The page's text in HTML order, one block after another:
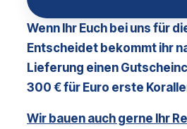
Wenn Ihr Euch bei uns für
Entscheidet bekommt ihr
Lieferung einen
300 € für Euro erste
Wir bauen auch gerne Ihr